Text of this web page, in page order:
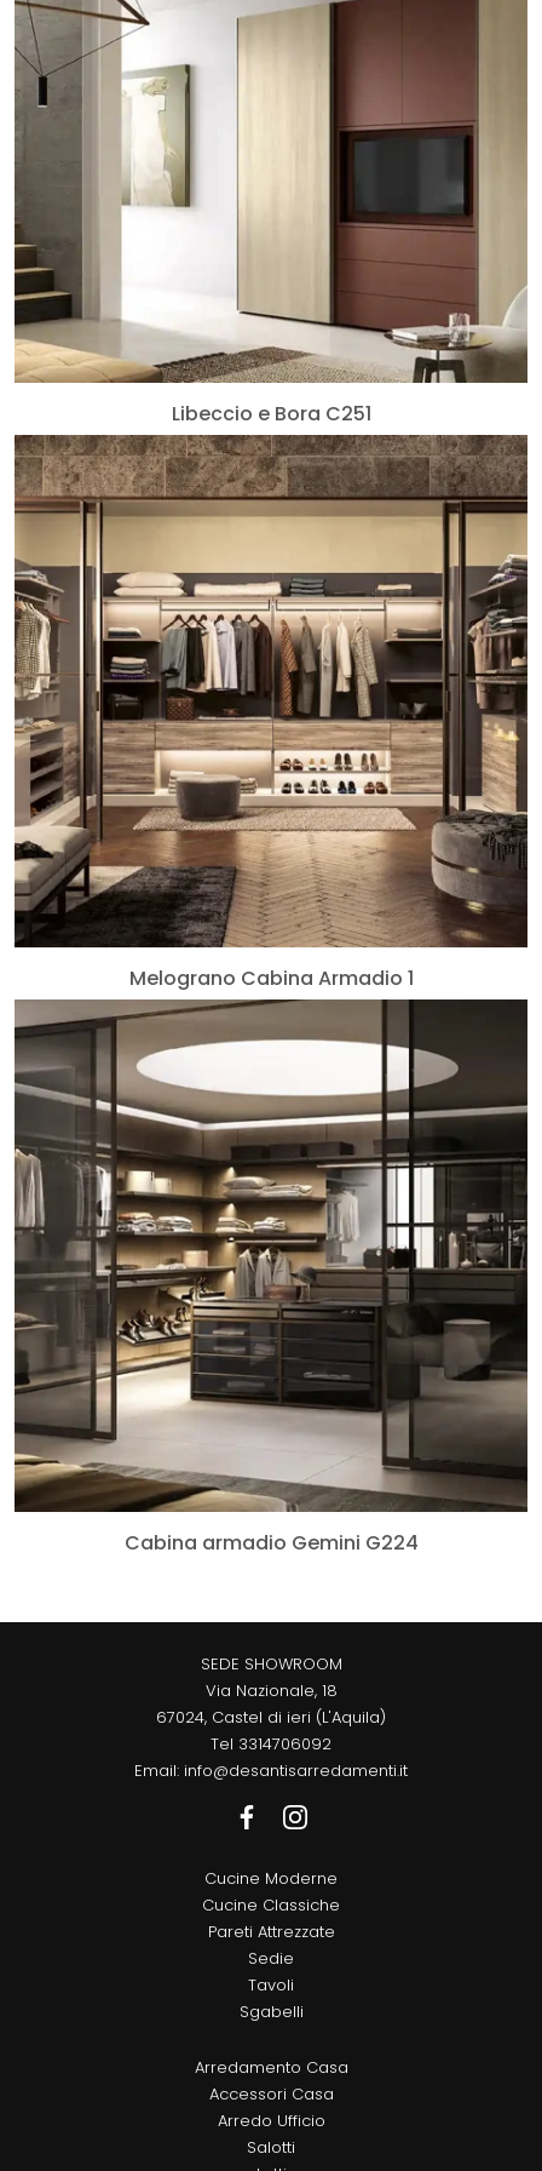
Libeccio e Bora C251
Melograno Cabina Armadio 1
Cabina armadio Gemini G224
SEDE SHOWROOM
Via Nazionale, 18
67024, Castel di ieri (L'Aquila)
Tel 3314706092
Email: info@desantisarredamenti.it
Cucine Moderne
Cucine Classiche
Pareti Attrezzate
Sedie
Tavoli
Sgabelli
Arredamento Casa
Accessori Casa
Arredo Ufficio
Salotti